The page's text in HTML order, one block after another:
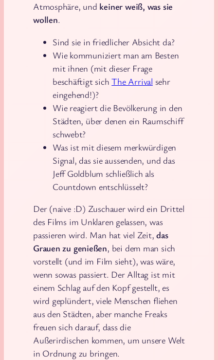
Atmosphäre, und keiner weiß, was sie
wollen.
Sind sie in friedlicher Absicht da?
Wie kommuniziert man am Besten
mit ihnen (mit dieser Frage
beschäftigt sichThe Arrival sehr
eingehend!)?
Wie reagiert die Bevölkerung in den
Städten, über denen ein Raumschiff
schwebt?
Was ist mit diesem merkwürdigen
Signal, das sie aussenden, und das
Jeff Goldblum schließlich als
Countdown entschlüsselt?
Der (naive :D) Zuschauer wird ein Drittel
des Films im Unklaren gelassen, was
passieren wird. Man hat viel Zeit,das
Grauen zu genießen, bei dem man sich
vorstellt (und im Film sieht), was wäre,
wenn sowas passiert. Der Alltag ist mit
einem Schlag auf den Kopf gestellt, es
wird geplündert, viele Menschen fliehen
aus den Städten, aber manche Freaks
freuen sich darauf, dass die
Außerirdischen kommen, um unsere Welt
in Ordnung zu bringen.